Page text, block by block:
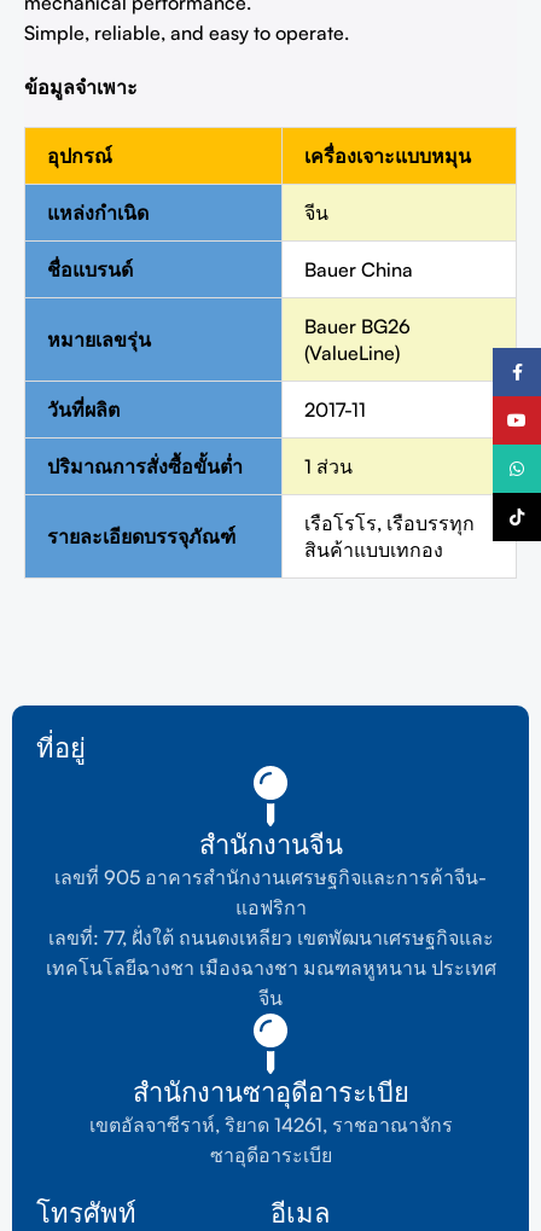
Simple, reliable, and easy to operate.
ข้อมูลจำเพาะ
อุปกรณ์ เครื่องเจาะแบบหมุน
แหล่งกำเนิด จีน
ชื่อแบรนด์ Bauer China
หมายเลขรุ่น
Bauer BG26
(ValueLine)
วันที่ผลิต 2017-11
ปริมาณการสั่งซื้อขั้นต่ำ 1 ส่วน
รายละเอียดบรรจุภัณฑ์
เรือโรโร, เรือบรรทุก
สินค้าแบบเทกอง
ที่อยู่
สำนักงานจีน
เลขที่ 905 อาคารสำนักงานเศรษฐกิจและการค้าจีน-
แอฟริกา
เลขที่: 77, ฝั่งใต้ ถนนตงเหลียว เขตพัฒนาเศรษฐกิจและ
เทคโนโลยีฉางชา เมืองฉางชา มณฑลหูหนาน ประเทศ
จีน
สำนักงานซาอุดีอาระเบีย
เขตอัลจาซีราห์, ริยาด 14261, ราชอาณาจักร
ซาอุดีอาระเบีย
โทรศัพท์ อีเมล
เฟสบุ๊
ยูทูป
วอท